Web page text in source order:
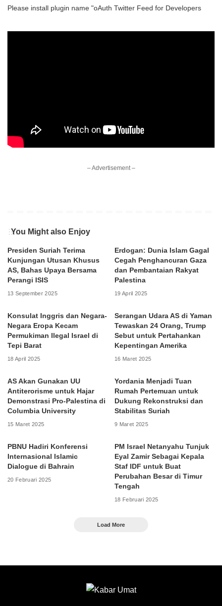
Please install plugin name "oAuth Twitter Feed for Developers
– Advertisement –
You Might also Enjoy
Presiden Suriah Terima
Kunjungan Utusan Khusus
AS, Bahas Upaya Bersama
Perangi ISIS
13 September 2025
Erdogan: Dunia Islam Gagal
Cegah Penghancuran Gaza
dan Pembantaian Rakyat
Palestina
19 April 2025
Konsulat Inggris dan Negara-
Negara Eropa Kecam
Permukiman Ilegal Israel di
Tepi Barat
18 April 2025
Serangan Udara AS di Yaman
Tewaskan 24 Orang, Trump
Sebut untuk Pertahankan
Kepentingan Amerika
16 Maret 2025
AS Akan Gunakan UU
Antiterorisme untuk Hajar
Demonstrasi Pro-Palestina di
Columbia University
15 Maret 2025
Yordania Menjadi Tuan
Rumah Pertemuan untuk
Dukung Rekonstruksi dan
Stabilitas Suriah
9 Maret 2025
PBNU Hadiri Konferensi
Internasional Islamic
Dialogue di Bahrain
20 Februari 2025
PM Israel Netanyahu Tunjuk
Eyal Zamir Sebagai Kepala
Staf IDF untuk Buat
Perubahan Besar di Timur
Tengah
18 Februari 2025
Load More